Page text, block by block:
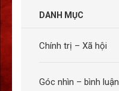
DANH MỤC
Chính trị – Xã hội
Góc nhìn – bình luận